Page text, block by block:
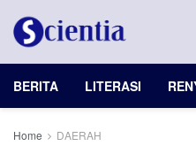
BERITA LITERASI
Home DAERAH